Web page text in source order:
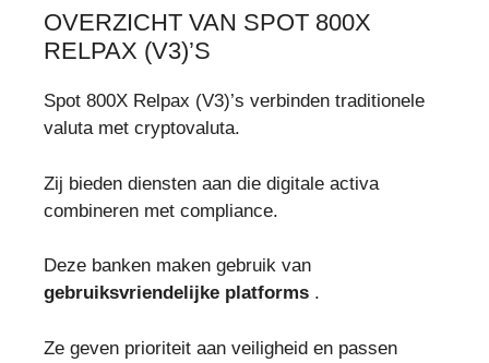
OVERZICHT VAN SPOT 800X
RELPAX (V3)’S
Spot 800X Relpax (V3)’s verbinden traditionele
valuta met cryptovaluta.
Zij bieden diensten aan die digitale activa
combineren met compliance.
Deze banken maken gebruik van
gebruiksvriendelijke platforms .
Ze geven prioriteit aan veiligheid en passen